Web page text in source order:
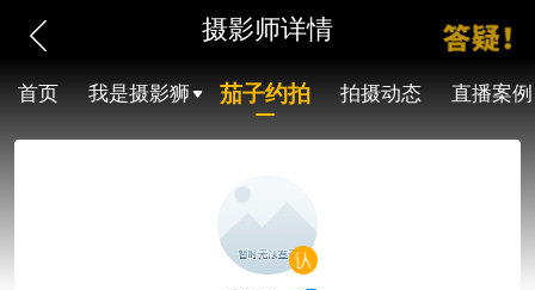
摄影师详情
首页 我是摄影狮 茄子约拍 拍摄动态 直播案例